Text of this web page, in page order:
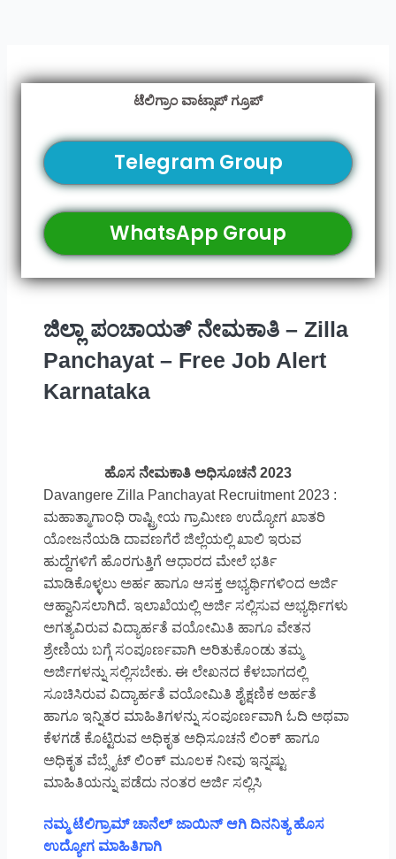
ಟೆಲಿಗ್ರಾಂ ವಾಟ್ಸಾಪ್ ಗ್ರೂಪ್
Telegram Group
WhatsApp Group
ಜಿಲ್ಲಾ ಪಂಚಾಯತ್ ನೇಮಕಾತಿ – Zilla
Panchayat – Free Job Alert
Karnataka
ಹೊಸ ನೇಮಕಾತಿ ಅಧಿಸೂಚನೆ 2023
Davangere Zilla Panchayat Recruitment 2023 :
ಮಹಾತ್ಮಾಗಾಂಧಿ ರಾಷ್ಟ್ರೀಯ ಗ್ರಾಮೀಣ ಉದ್ಯೋಗ ಖಾತರಿ
ಯೋಜನೆಯಡಿ ದಾವಣಗೆರೆ ಜಿಲ್ಲೆಯಲ್ಲಿ ಖಾಲಿ ಇರುವ
ಹುದ್ದೆಗಳಿಗೆ ಹೊರಗುತ್ತಿಗೆ ಆಧಾರದ ಮೇಲೆ ಭರ್ತಿ
ಮಾಡಿಕೊಳ್ಳಲು ಅರ್ಹ ಹಾಗೂ ಆಸಕ್ತ ಅಭ್ಯರ್ಥಿಗಳಿಂದ ಅರ್ಜಿ
ಆಹ್ವಾನಿಸಲಾಗಿದೆ. ಇಲಾಖೆಯಲ್ಲಿ ಅರ್ಜಿ ಸಲ್ಲಿಸುವ ಅಭ್ಯರ್ಥಿಗಳು
ಅಗತ್ಯವಿರುವ ವಿದ್ಯಾರ್ಹತೆ ವಯೋಮಿತಿ ಹಾಗೂ ವೇತನ
ಶ್ರೇಣಿಯ ಬಗ್ಗೆ ಸಂಪೂರ್ಣವಾಗಿ ಅರಿತುಕೊಂಡು ತಮ್ಮ
ಅರ್ಜಿಗಳನ್ನು ಸಲ್ಲಿಸಬೇಕು. ಈ ಲೇಖನದ ಕೆಳಬಾಗದಲ್ಲಿ
ಸೂಚಿಸಿರುವ ವಿದ್ಯಾರ್ಹತೆ ವಯೋಮಿತಿ ಶೈಕ್ಷಣಿಕ ಅರ್ಹತೆ
ಹಾಗೂ ಇನ್ನಿತರ ಮಾಹಿತಿಗಳನ್ನು ಸಂಪೂರ್ಣವಾಗಿ ಓದಿ ಅಥವಾ
ಕೆಳಗಡೆ ಕೊಟ್ಟಿರುವ ಅಧಿಕೃತ ಅಧಿಸೂಚನೆ ಲಿಂಕ್ ಹಾಗೂ
ಅಧಿಕೃತ ವೆಬ್ಸೈಟ್ ಲಿಂಕ್ ಮೂಲಕ ನೀವು ಇನ್ನಷ್ಟು
ಮಾಹಿತಿಯನ್ನು ಪಡೆದು ನಂತರ ಅರ್ಜಿ ಸಲ್ಲಿಸಿ
ನಮ್ಮ ಟೆಲಿಗ್ರಾಮ್ ಚಾನೆಲ್ ಜಾಯಿನ್ ಆಗಿ ದಿನನಿತ್ಯ ಹೊಸ
ಉದ್ಯೋಗ ಮಾಹಿತಿಗಾಗಿ